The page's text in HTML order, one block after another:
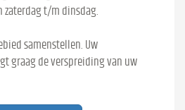
zaterdag t/m dinsdag.
samenstellen. Uw
graag de verspreiding van uw